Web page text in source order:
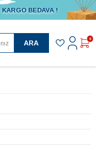
KARGO BEDAVA !
ARA
0